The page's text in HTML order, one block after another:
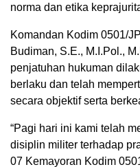
norma dan etika
Komandan Kodim 0501/
Budiman, S.E., M.I.Pol.,
penjatuhan hukuman
berlaku dan telah
secara objektif serta
“Pagi hari ini kami telah
disiplin militer terhadap
07 Kemayoran Kodim